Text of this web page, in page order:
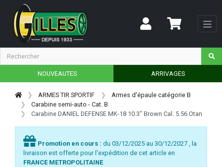
NOUVEAUTES ARRIVAGES
ARMES TIR SPORTIF
Armes d'épaule catégorie B
Carabine semi-auto - Cat. B
Carabine DANIEL DEFENSE MK-18 10.3" Brown Cal. 5.56 Otan
Promotion en cours : du 03/12/2025 au 30/12/2027 , la
livraison est offerte pour l'expédition de cet article en
FRANCE METROPOLITAINE